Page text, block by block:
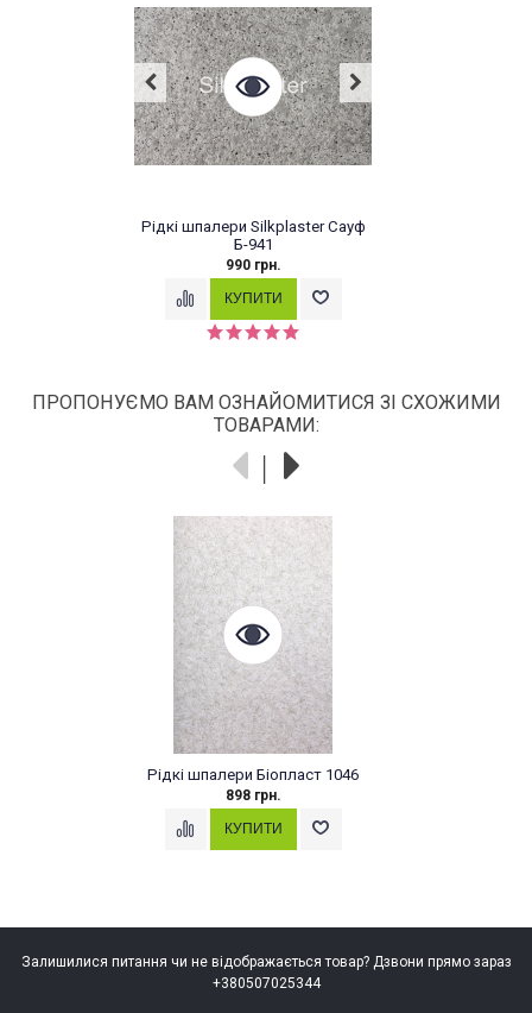
Рідкі шпалери Silkplaster Сауф
Б-941
990 грн.
ПРОПОНУЄМО ВАМ ОЗНАЙОМИТИСЯ ЗІ СХОЖИМИ
ТОВАРАМИ:
Рідкі шпалери Біопласт 1046
898 грн.
Залишилися питання чи не відображається товар? Дзвони прямо зараз
+380507025344